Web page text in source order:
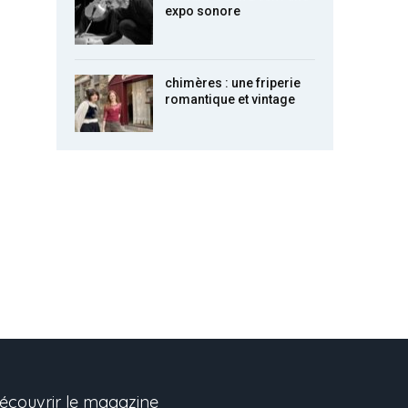
expo sonore
chimères : une friperie
romantique et vintage
le magazine